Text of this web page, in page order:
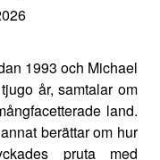
1993 och Michael
år, samtalar om
land.
berättar om hur
pruta med